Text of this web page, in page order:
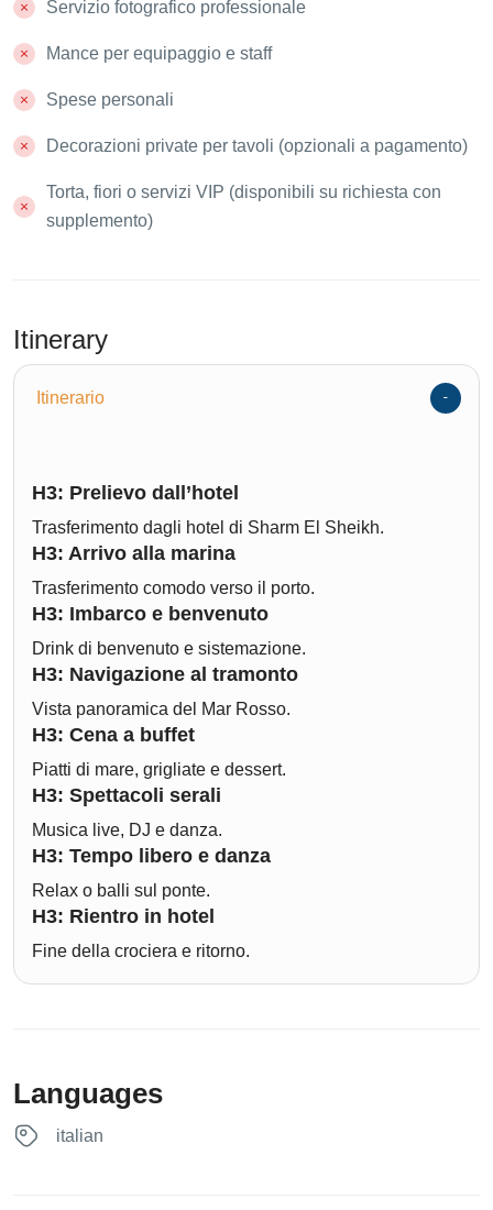
Servizio fotografico professionale
Mance per equipaggio e staff
Spese personali
Decorazioni private per tavoli (opzionali a pagamento)
Torta, fiori o servizi VIP (disponibili su richiesta con
supplemento)
Itinerary
Itinerario
H3: Prelievo dall’hotel
Trasferimento dagli hotel di Sharm El Sheikh.
H3: Arrivo alla marina
Trasferimento comodo verso il porto.
H3: Imbarco e benvenuto
Drink di benvenuto e sistemazione.
H3: Navigazione al tramonto
Vista panoramica del Mar Rosso.
H3: Cena a buffet
Piatti di mare, grigliate e dessert.
H3: Spettacoli serali
Musica live, DJ e danza.
H3: Tempo libero e danza
Relax o balli sul ponte.
H3: Rientro in hotel
Fine della crociera e ritorno.
Languages
italian